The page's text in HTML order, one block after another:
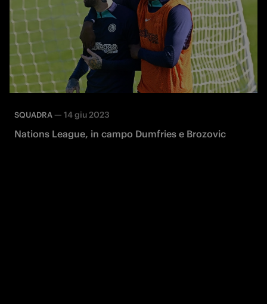
SQUADRA — 14 giu 2023
Nations League, in campo Dumfries e Brozovic